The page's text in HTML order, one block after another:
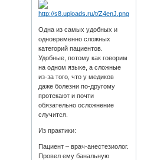
Одна из самых удобных и
одновременно сложных
категорий пациентов.
Удобные, потому как говорим
на одном языке, а сложные
из-за того, что у медиков
даже болезни по-другому
протекают и почти
обязательно осложнение
случится.
Из практики:
Пациент – врач-анестезиолог.
Провел ему банальную